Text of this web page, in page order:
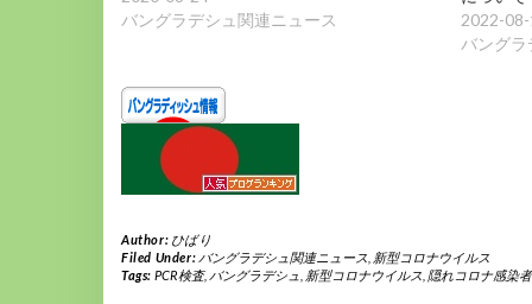
バングラデシュ関連ニュース
2022-
バング
Author: ひばり
Filed Under: バングラデシュ関連ニュース 新型コロナウイルス
Tags: PCR検査, バングラデシュ 新型コロナウイルス 隠れコロナ感染者